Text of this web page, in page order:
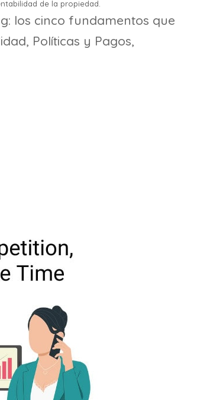
de la propiedad.
los cinco fundamentos que
Políticas y Pagos,